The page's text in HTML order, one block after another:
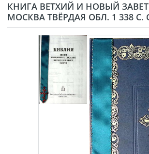
КНИГА ВЕТХИЙ И НОВЫЙ ЗАВЕТ
МОСКВА ТВЁРДАЯ ОБЛ. 1 338 С.